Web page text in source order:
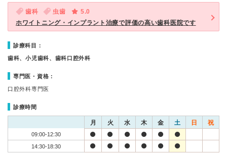
歯科 虫歯
5.0
ホワイトニング・インプラント治療で評価の高い歯科医院です
診療科目：
歯科、小児歯科、歯科口腔外科
専門医・資格：
口腔外科専門医
診療時間
月 火 水 木 金 土 日 祝
09:00-12:30
14:30-18:30